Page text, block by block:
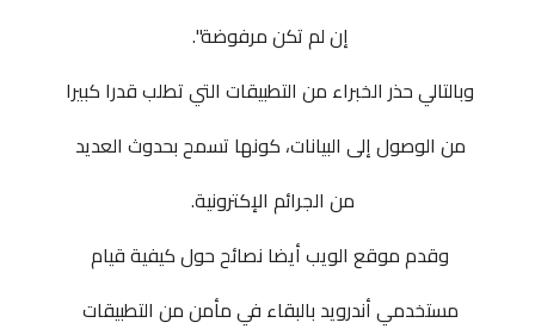
إن لم تكن مرفوضة".
وبالتالي حذر الخبراء من التطبيقات التي تطلب قدرا كبيرا
من الوصول إلى البيانات، كونها تسمح بحدوث العديد
من الجرائم الإكترونية.
وقدم موقع الويب أيضا نصائح حول كيفية قيام
مستخدمي أندرويد بالبقاء في مأمن من التطبيقات